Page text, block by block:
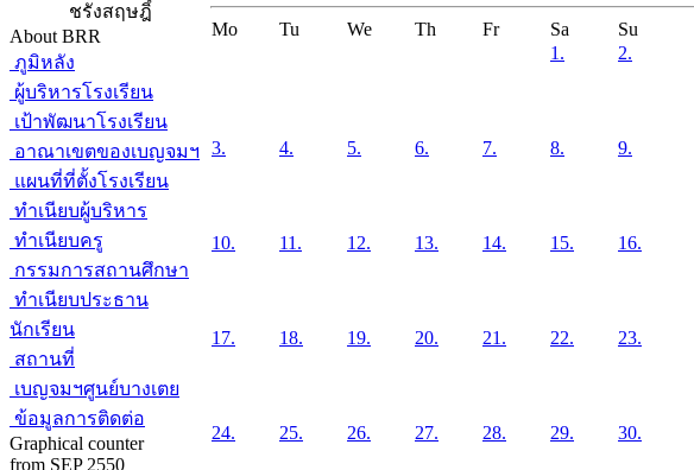
ชรังสฤษฎิ์
About BRR
ภูมิหลัง
ผู้บริหารโรงเรียน
เป้าพัฒนาโรงเรียน
อาณาเขตของเบญจมฯ
แผนที่ที่ตั้งโรงเรียน
ทำเนียบผู้บริหาร
ทำเนียบครู
กรรมการสถานศึกษา
ทำเนียบประธาน
นักเรียน
สถานที่
เบญจมฯศูนย์บางเตย
ข้อมูลการติดต่อ
Graphical counter
from SEP 2550
Mo Tu We Th Fr Sa
Su
1.
2.
3. 4. 5. 6. 7. 8. 9.
10. 11. 12. 13. 14. 15. 16.
17. 18. 19. 20. 21. 22. 23.
24. 25. 26. 27. 28. 29. 30.